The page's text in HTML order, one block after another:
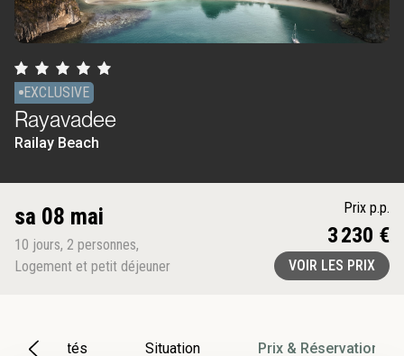
EXCLUSIVE
Rayavadee
Railay Beach
sa 08 mai
10 jours, 2 personnes,
Logement et petit déjeuner
Prix p.p.
3 230 €
VOIR LES PRIX
Particularités Situation Prix & Réservation